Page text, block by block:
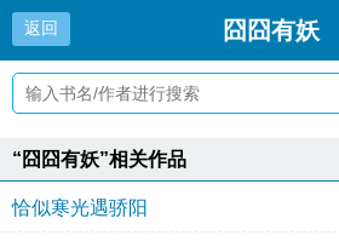
返回 囧囧有妖
“囧囧有妖”相关作品
恰似寒光遇骄阳